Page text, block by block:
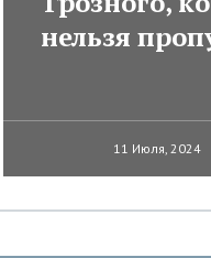
нельзя
11 Июля, 2024